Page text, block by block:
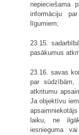
nepieciešama
informāciju
līgumiem;
23.15.
pasākumus
23.16. savas
par sūdzībām,
atkritumu
Ja objektīvu
laiku, ne
iesnieguma